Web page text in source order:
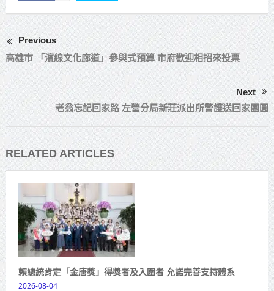
Previous
高雄市 「濱線文化廊道」參與式預算 市府歡迎相招來投票
Next
老翁忘記回家路 左營分局新莊派出所警護送回家團圓
RELATED ARTICLES
賴總統肯定「金唐獎」得獎者及入圍者 允諾完善支持體系
2026-08-04